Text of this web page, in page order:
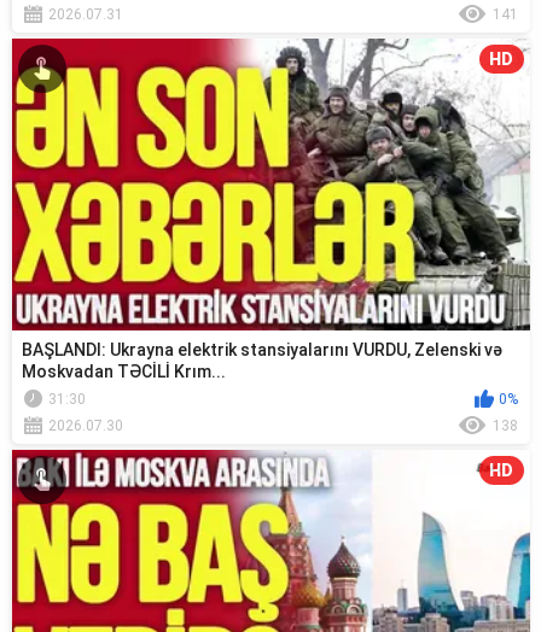
2026.07.31 141
HD
BAŞLANDI: Ukrayna elektrik stansiyalarını VURDU, Zelenski və
Moskvadan TƏCİLİ Krım...
31:30
0%
2026.07.30
138
HD